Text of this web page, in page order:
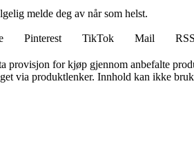
melde deg av når som helst.
Pinterest TikTok Mail
RSS
provisjon for kjøp gjennom anbefalte
via produktlenker. Innhold kan ikke